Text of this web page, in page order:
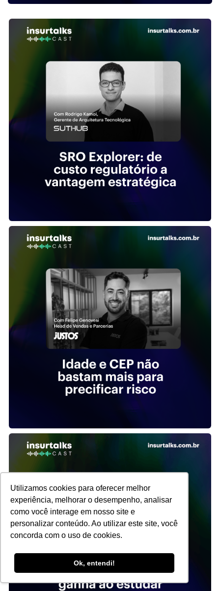
Utilizamos cookies para oferecer melhor
experiência, melhorar o desempenho, analisar
como você interage em nosso site e
personalizar conteúdo. Ao utilizar este site, você
concorda com o uso de cookies.
Ok, entendi!